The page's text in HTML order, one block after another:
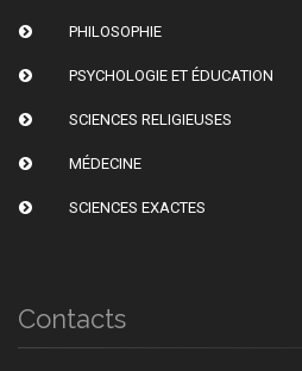
PHILOSOPHIE
PSYCHOLOGIE ET ÉDUCATION
SCIENCES RELIGIEUSES
MÉDECINE
SCIENCES EXACTES
Contacts